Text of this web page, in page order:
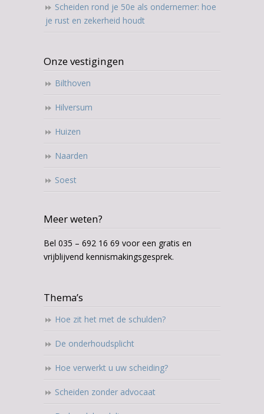
Scheiden rond je 50e als ondernemer: hoe
je rust en zekerheid houdt
Onze vestigingen
Bilthoven
Hilversum
Huizen
Naarden
Soest
Meer weten?
Bel 035 – 692 16 69 voor een gratis en
vrijblijvend kennismakingsgesprek.
Thema’s
Hoe zit het met de schulden?
De onderhoudsplicht
Hoe verwerkt u uw scheiding?
Scheiden zonder advocaat